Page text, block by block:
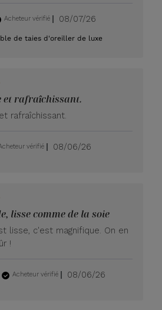
Acheteur vérifié
Date
publication
08/07/26
de taies d'oreiller de luxe
et rafraîchissant.
rafraîchissant.
vérifié
Date
08/06/26
lisse comme de la soie
lisse, c'est magnifique. On en
!
Acheteur vérifié
Date
08/06/26